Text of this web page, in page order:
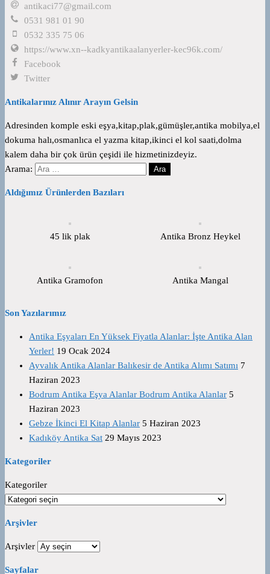
antikaci77@gmail.com
0531 981 01 90
0532 335 75 06
https://www.xn--kadkyantikaalanyerler-kec96k.com/
Facebook
Twitter
Antikalarınız Alınır Arayın Gelsin
Adresinden komple eski eşya,kitap,plak,gümüşler,antika mobilya,el
dokuma halı,osmanlıca el yazma kitap,ikinci el kol saati,dolma
kalem daha bir çok ürün çeşidi ile hizmetinizdeyiz.
Arama:
Aldığımız Ürünlerden Bazıları
45 lik plak Antika Bronz Heykel
Antika Gramofon Antika Mangal
Son Yazılarımız
Antika Eşyaları En Yüksek Fiyatla Alanlar: İşte Antika Alan
Yerler! 19 Ocak 2024
Ayvalık Antika Alanlar Balıkesir de Antika Alımı Satımı 7
Haziran 2023
Bodrum Antika Eşya Alanlar Bodrum Antika Alanlar 5
Haziran 2023
Gebze İkinci El Kitap Alanlar 5 Haziran 2023
Kadıköy Antika Sat 29 Mayıs 2023
Kategoriler
Kategoriler
Arşivler
Arşivler
Sayfalar